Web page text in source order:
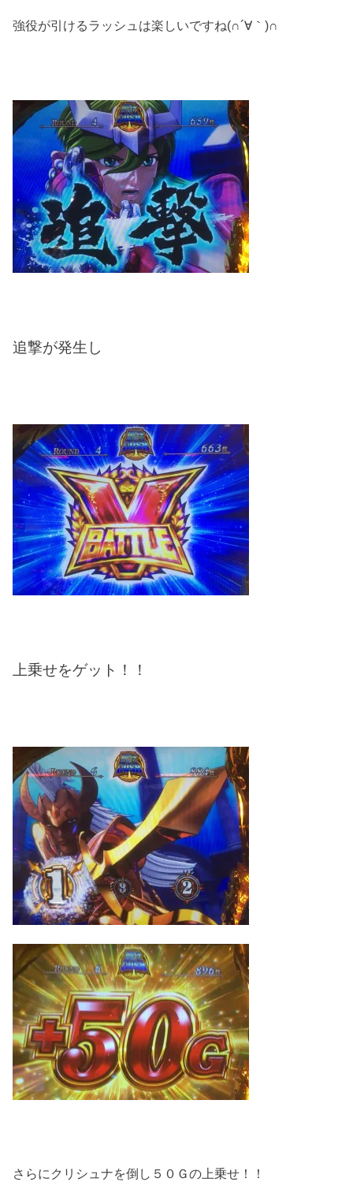
強役が引けるラッシュは楽しいですね(∩´∀｀)∩
追撃が発生し
上乗せをゲット！！
さらにクリシュナを倒し５０Ｇの上乗せ！！